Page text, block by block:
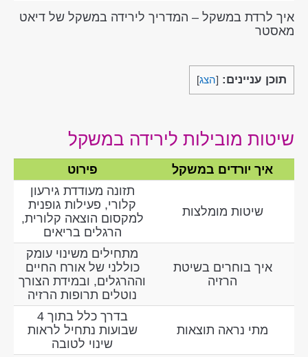
איך לרדת במשקל – המדריך לירידה במשקל של דיאט
מאסטר
תוכן עניינים: [הצג]
שיטות מובילות לירידה במשקל
איך יורדים במשקל פירוט
שיטות מומלצות
תזונה מעודדת גירעון
קלורי, פעילות גופנית
למקסום הוצאה קלורית,
הרגלים בריאים
איך בוחרים בשיטת
הרזיה
מתחילים משינוי עומק
כוללני של אורח החיים
וההרגלים, ובמידת הצורך
נוטלים תרופות הרזיה
מתי נראה תוצאות
בדרך כלל בתוך 4
שבועות נתחיל לראות
שינוי לטובה